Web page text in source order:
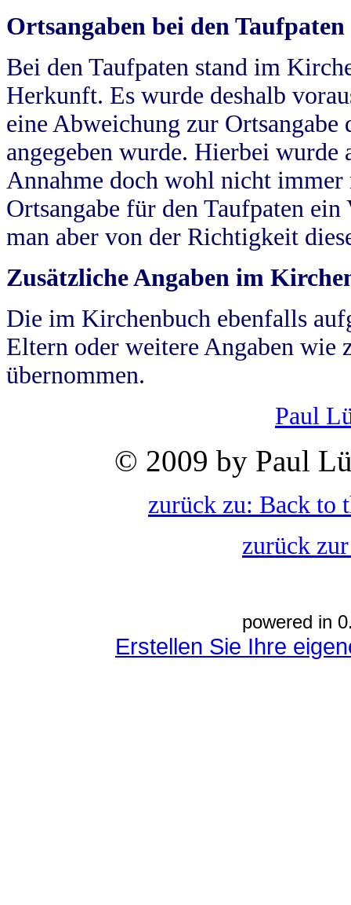
Ortsangaben bei den Taufpaten
Bei den Taufpaten stand im
Herkunft. Es wurde deshalb
eine Abweichung zur
angegeben wurde. Hierbei wurde
Annahme doch wohl nicht
Ortsangabe für den Taufpaten
man aber von der Richtigkeit
Zusätzliche Angaben im
Die im Kirchenbuch ebenfalls
Eltern oder weitere Angaben wie
übernommen.
Paul
© 2009 by Paul
zurück zu: Back to
zurück
powered in
Erstellen Sie Ihre